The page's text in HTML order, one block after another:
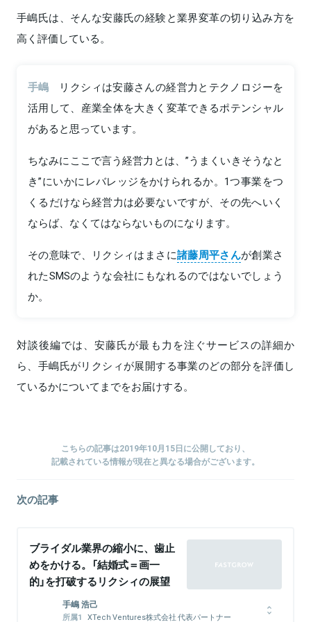
手嶋氏は、そんな安藤氏の経験と業界変革の切り込み方を
高く評価している。
手嶋
リクシィは安藤さんの経営力とテクノロジーを
活用して、産業全体を大きく変革できるポテンシャル
があると思っています。
ちなみにここで言う経営力とは、”うまくいきそうなと
き”にいかにレバレッジをかけられるか。1つ事業をつ
くるだけなら経営力は必要ないですが、その先へいく
ならば、なくてはならないものになります。
その意味で、リクシィはまさに諸藤周平さんが創業さ
れたSMSのような会社にもなれるのではないでしょう
か。
対談後編では、安藤氏が最も力を注ぐサービスの詳細か
ら、手嶋氏がリクシィが展開する事業のどの部分を評価し
ているかについてまでをお届けする。
こちらの記事は2019年10月15日に公開しており、
記載されている情報が現在と異なる場合がございます。
次の記事
ブライダル業界の縮小に、歯止
めをかける。「結婚式＝画一
的」を打破するリクシィの展望
手嶋 浩己
XTech Ventures株式会社 代表パートナー